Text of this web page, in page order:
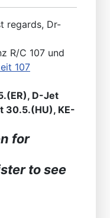
regards, Dr-
R/C 107 und
107
D-Jet
30.5.(HU), KE-
for
to see